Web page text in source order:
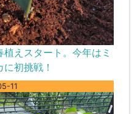
植えスタート。今年はミ
初挑戦！
11